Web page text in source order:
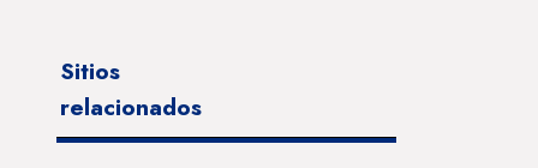
Sitios
relacionados